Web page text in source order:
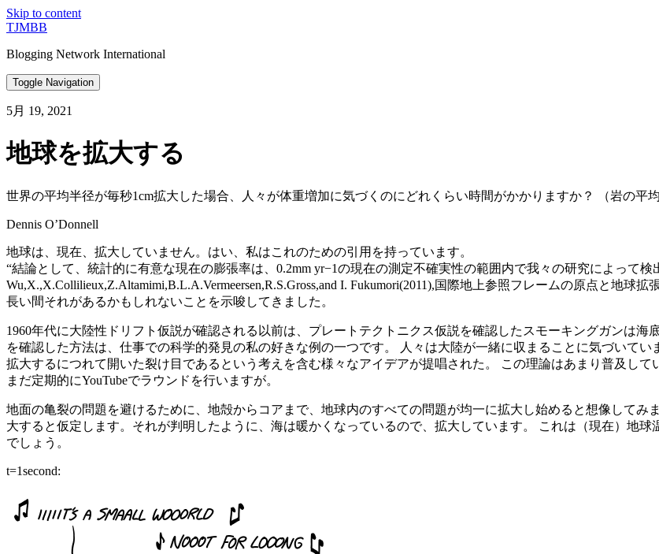
Skip to content
TJMBB
Blogging Network International
Toggle Navigation
5月 19, 2021
地球を拡大する
世界の平均半径が毎秒1cm拡大した場合、人々が体重増加に気づくのにどれくらい時間がかかりますか？ （岩の平
Dennis O’Donnell
地球は、現在、拡大していません。はい、私はこれのための引用を持っています。
“結論として、統計的に有意な現在の膨張率は、0.2mm yr−1の現在の測定不確実性の範囲内で我々の研究によって検
Wu,X.,X.Collilieux,Z.Altamimi,B.L.A.Vermeersen,R.S.Gross,and I. Fukumori(2011),国際地上参照フレームの原点と地球拡
長い間それがあるかもしれないことを示唆してきました。
1960年代に大陸性ドリフト仮説が確認される以前は、プレートテクトニクス仮説を確認したスモーキングガンは
を確認した方法は、仕事での科学的発見の私の好きな例の一つです。 人々は大陸が一緒に収まることに気づいて
拡大するにつれて開いた裂け目であるという考えを含む様々なアイデアが提唱された。 この理論はあまり普及し
まだ定期的にYouTubeでラウンドを行いますが。
地面の亀裂の問題を避けるために、地殻からコアまで、地球内のすべての問題が均一に拡大し始めると想像して
大すると仮定します。それが判明したように、海は暖かくなっているので、拡大しています。 これは（現在）地
でしょう。
t=1second: